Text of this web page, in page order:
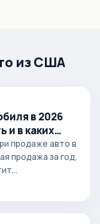
из США
в 2026
и в каких
продаже авто в
продажа за год,